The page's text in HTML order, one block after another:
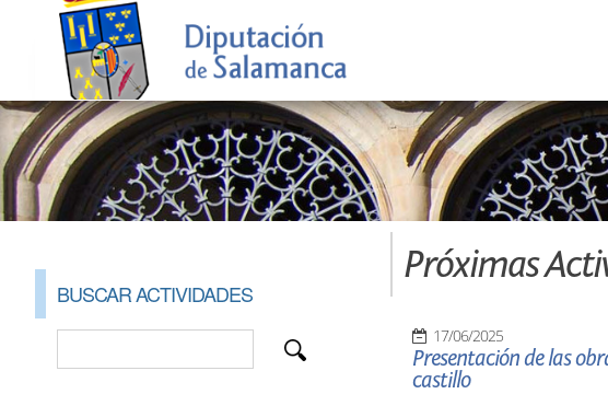
BUSCAR ACTIVIDADES
Próximas
17/06/2025
Presentación de las
castillo